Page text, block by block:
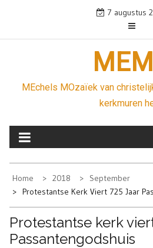
content
7 augustus
MEchels MOzaïek van
kerkmuren
Home 2018
September
Protestantse Kerk Viert 725 Jaar
Protestantse kerk
Passantengodshuis